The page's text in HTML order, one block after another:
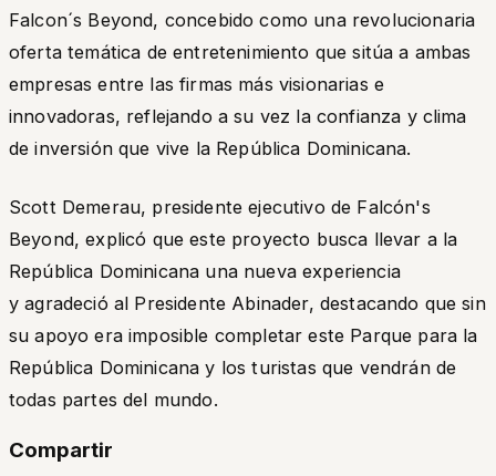
Falcon´s Beyond, concebido como una revolucionaria
oferta temática de entretenimiento que sitúa a ambas
empresas entre las firmas más visionarias e
innovadoras, reflejando a su vez la confianza y clima
de inversión que vive la República Dominicana.
Scott Demerau, presidente ejecutivo de Falcón's
Beyond, explicó que este proyecto busca llevar a la
República Dominicana una nueva experiencia
y agradeció al Presidente Abinader, destacando que sin
su apoyo era imposible completar este Parque para la
República Dominicana y los turistas que vendrán de
todas partes del mundo.
Compartir